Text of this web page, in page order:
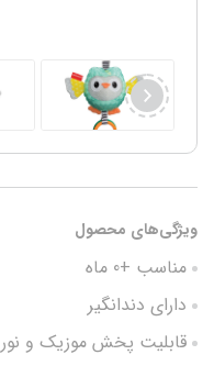
ویژگی‌های محصول
مناسب +0 ماه
دارای دندانگیر
قابلیت پخش موزیک و نور